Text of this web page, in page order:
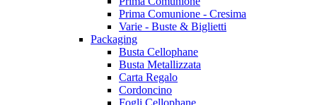
Prima Comunione - Cresima
Varie - Buste & Biglietti
Packaging
Busta Cellophane
Busta Metallizzata
Carta Regalo
Cordoncino
Fogli Cellophane